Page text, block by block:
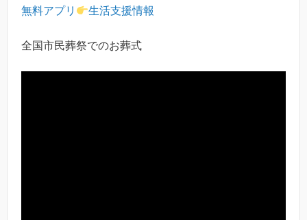
無料アプリ
生活支援情報
全国市民葬祭でのお葬式